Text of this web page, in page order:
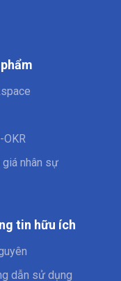
OKR
giá nhân sự
tin hữu ích
dẫn sử dụng